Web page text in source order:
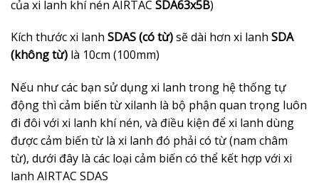
của xi lanh khí nén AIRTAC SDA63x5B)
Kích thước xi lanh SDAS (có từ)sẽ dài hơn xi lanh SDA
(không từ) là 10cm (100mm)
Nếu như các bạn sử dụng xi lanh trong hệ thống tự
động thì cảm biến từ xilanh là bộ phận quan trọng luôn
đi đôi với xi lanh khí nén, và điều kiện để xi lanh dùng
được cảm biến từ là xi lanh đó phải có từ (nam châm
từ), dưới đây là các loại cảm biến có thể kết hợp với xi
lanh AIRTAC SDAS